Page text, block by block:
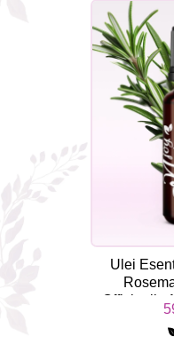
Ulei
Officinalis